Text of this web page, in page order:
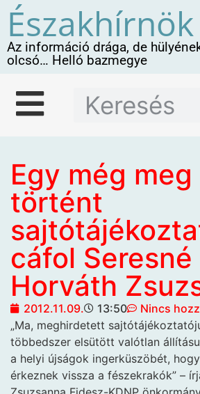
Északhírnök
Az információ drága, de
olcsó… Helló bazmegye
Egy még meg
történt
cáfol Seresné
Horváth
2012.11.09. 13:50
Nincs
„Ma, meghirdetett
többedszer elsütött valótlan
a helyi újságok ingerküszöbét,
érkeznek vissza a fészekrakók” –